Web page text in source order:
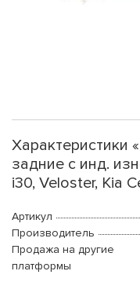
Характеристики
задние с инд.
i30, Veloster, Kia
Артикул
Производитель
Продажа на другие
платформы